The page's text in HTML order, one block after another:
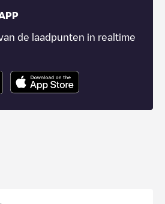
de laadpunten in realtime